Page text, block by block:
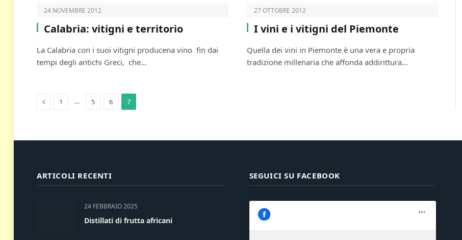
24 NOVEMBRE 2012
Calabria: vitigni e territorio
La Calabria con i suoi vitigni producena vino fin dai
tempi degli antichi Greci, che…
27 OTTOBRE 2012
I vini e i vitigni del Piemonte
Quella dei vini in Piemonte è una vera e propria
tradizione millenaria che affonda addirittura…
Previous
1 … 5 6 7
ARTICOLI RECENTI
24 FEBBRAIO 2025
Distillati di frutta africani
SEGUICI SU FACEBOOK